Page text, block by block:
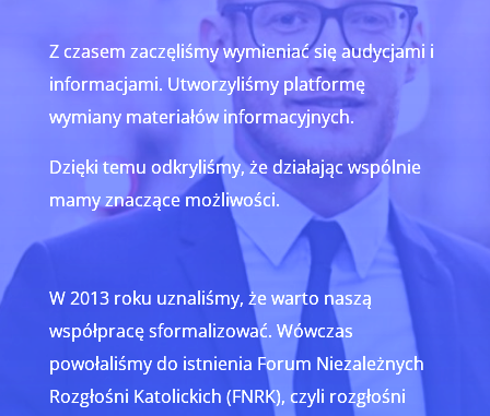
Z czasem zaczęliśmy wymieniać się audycjami i
informacjami. Utworzyliśmy platformę
wymiany materiałów informacyjnych.
Dzięki temu odkryliśmy, że działając wspólnie
mamy znaczące możliwości.
W 2013 roku uznaliśmy, że warto naszą
współpracę sformalizować. Wówczas
powołaliśmy do istnienia Forum Niezależnych
Rozgłośni Katolickich (FNRK), czyli rozgłośni